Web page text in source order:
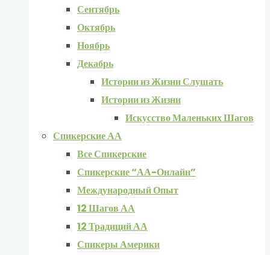
Сентябрь
Октябрь
Ноябрь
Декабрь
Истории из Жизни Слушать
Истории из Жизни
Искусство Маленьких Шагов
Спикерские АА
Все Спикерские
Спикерские “АА-Онлайн”
Международный Опыт
12 Шагов АА
12 Традиций АА
Спикеры Америки